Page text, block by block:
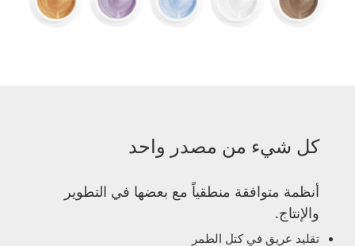
كل شيء من مصدر واحد
أنظمة متوافقة منطقياً مع بعضها في التطوير
والإنتاج.
تقليد عريق في كتل الطمر